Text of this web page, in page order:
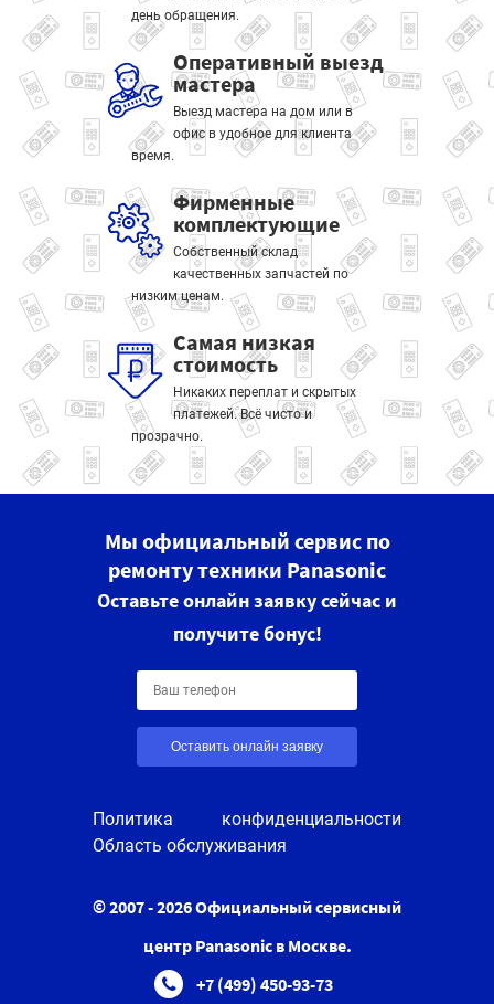
день обращения.
Оперативный выезд
мастера
Выезд мастера на дом или в
офис в удобное для клиента
время.
Фирменные
комплектующие
Собственный склад
качественных запчастей по
низким ценам.
Самая низкая
стоимость
Никаких переплат и скрытых
платежей. Всё чисто и
прозрачно.
Мы официальный сервис по
ремонту техники Panasonic
Оставьте онлайн заявку сейчас и
получите бонус!
Оставить онлайн заявку
Политика конфиденциальности
Область обслуживания
© 2007 - 2026 Официальный сервисный
центр Panasonic в Москве.
+7 (499) 450-93-73